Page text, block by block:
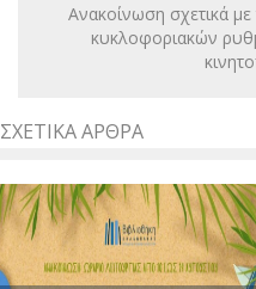
Ανακοίνωση σχετικά
κυκλοφοριακών
ΣΧΕΤΙΚΆ ΆΡΘΡΑ